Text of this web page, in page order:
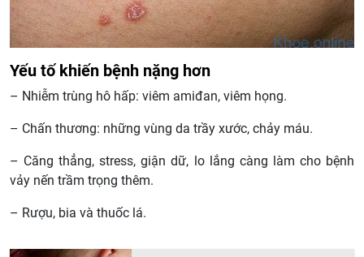
Yếu tố khiến bệnh nặng hơn
– Nhiễm trùng hô hấp: viêm amiđan, viêm họng.
– Chấn thương: những vùng da trầy xước, chảy máu.
– Căng thẳng, stress, giận dữ, lo lắng càng làm cho bệnh
vảy nến trầm trọng thêm.
– Rượu, bia và thuốc lá.